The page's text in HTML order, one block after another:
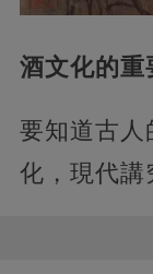
酒文化的重
要知道古人
化，現代講